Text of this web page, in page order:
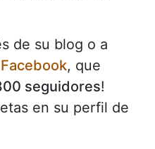
de su blog o a
Facebook, que
seguidores!
en su perfil de